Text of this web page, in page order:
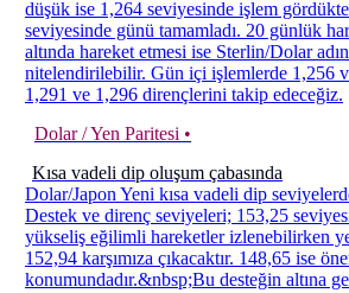
düşük ise 1,264 seviyesinde işlem
seviyesinde günü tamamladı. 20 günlük
altında hareket etmesi ise Sterlin/Dolar
nitelendirilebilir. Gün içi işlemlerde 1,256
1,291 ve 1,296 dirençlerini takip edeceğiz.
Dolar / Yen Paritesi •
Kısa vadeli dip oluşum çabasında
Dolar/Japon Yeni kısa vadeli dip
Destek ve direnç seviyeleri; 153,25
yükseliş eğilimli hareketler izlenebilirken
152,94 karşımıza çıkacaktır. 148,65 ise
konumundadır.&nbsp;Bu desteğin altına